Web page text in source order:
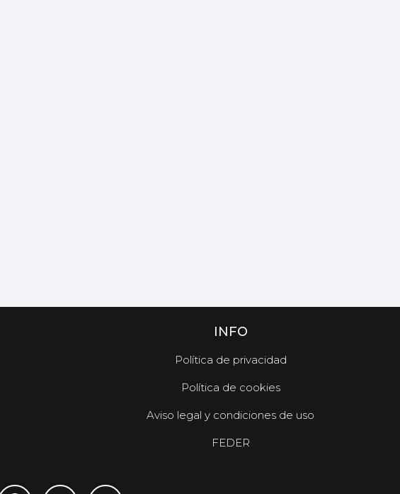
INFO
Política de privacidad
Política de cookies
Aviso legal y condiciones de uso
FEDER